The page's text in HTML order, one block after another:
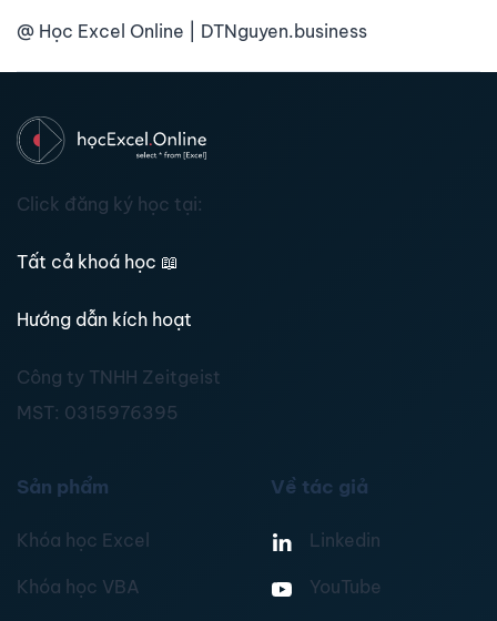
@ Học Excel Online | DTNguyen.business
Click đăng ký học tại:
Tất cả khoá học 📖
Hướng dẫn kích hoạt
Công ty TNHH Zeitgeist
MST: 0315976395
Sản phẩm
Khóa học Excel
Khóa học VBA
Về tác giả
Linkedin
YouTube